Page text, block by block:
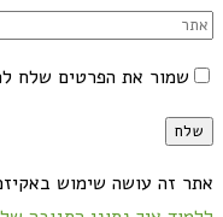
שמור את הפרטים שלח
אתר זה עושה שימוש